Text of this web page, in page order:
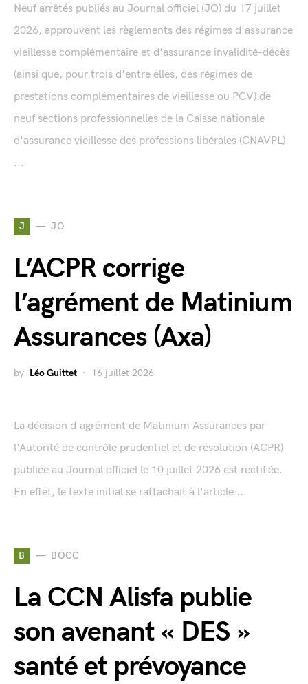
Neuf arrêtés publiés au Journal officiel (JO) du 17 juillet
2026, approuvent les règlements des régimes d'assurance
vieillesse complémentaire et d'assurance invalidité-décès
(ainsi que, pour trois d'entre elles, des régimes de
prestations complémentaires de vieillesse ou PCV) de
neuf sections professionnelles de la Caisse nationale
d'assurance vieillesse des professions libérales (CNAVPL).
...
J JO
L’ACPR corrige
l’agrément de Matinium
Assurances (Axa)
by Léo Guittet 16 juillet 2026
La décision d'agrément de Matinium Assurances par
l'Autorité de contrôle prudentiel et de résolution (ACPR)
publiée au Journal officiel le 10 juillet 2026 est rectifiée.
En effet, le texte initial se rattachait à l'article ...
B BOCC
La CCN Alisfa publie
son avenant « DES »
santé et prévoyance